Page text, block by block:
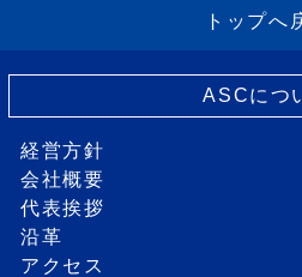
トップへ
ASCにつ
経営方針
会社概要
代表挨拶
沿革
アクセス